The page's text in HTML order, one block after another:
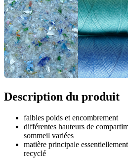
Description du produit
faibles poids et encombrement
différentes hauteurs de
sommeil variées
matière principale
recyclé